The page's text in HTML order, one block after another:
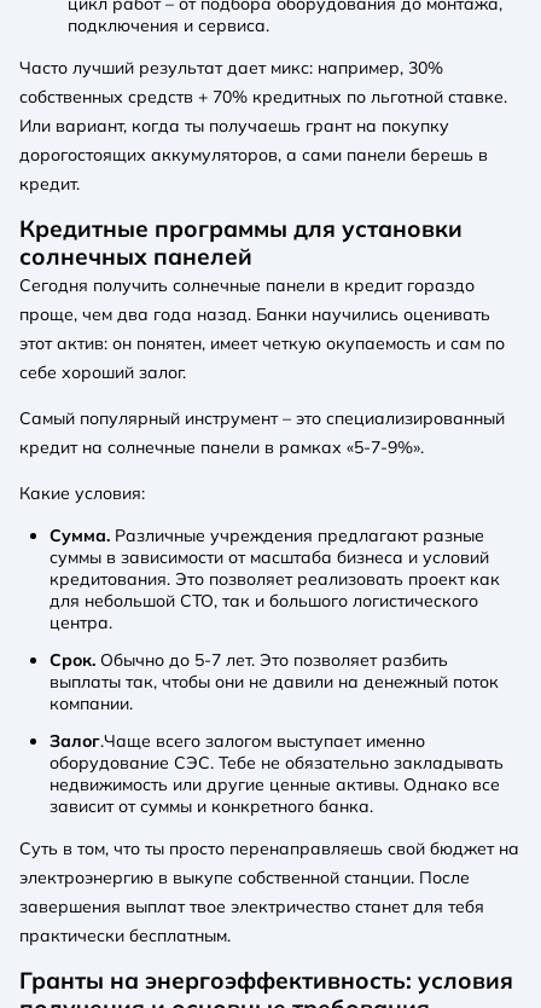
подключения и сервиса.
Часто лучший результат дает микс: например, 30%
собственных средств + 70% кредитных по льготной ставке.
Или вариант, когда ты получаешь грант на покупку
дорогостоящих аккумуляторов, а сами панели берешь в
кредит.
Кредитные программы для установки
солнечных панелей
Сегодня получить солнечные панели в кредит гораздо
проще, чем два года назад. Банки научились оценивать
этот актив: он понятен, имеет четкую окупаемость и сам по
себе хороший залог.
Самый популярный инструмент – это специализированный
кредит на солнечные панели в рамках «5-7-9%».
Какие условия:
Сумма. Различные учреждения предлагают разные
суммы в зависимости от масштаба бизнеса и условий
кредитования. Это позволяет реализовать проект как
для небольшой СТО, так и большого логистического
центра.
Срок. Обычно до 5-7 лет. Это позволяет разбить
выплаты так, чтобы они не давили на денежный поток
компании.
Залог.Чаще всего залогом выступает именно
оборудование СЭС. Тебе не обязательно закладывать
недвижимость или другие ценные активы. Однако все
зависит от суммы и конкретного банка.
Суть в том, что ты просто перенаправляешь свой бюджет на
электроэнергию в выкупе собственной станции. После
завершения выплат твое электричество станет для тебя
практически бесплатным.
Гранты на энергоэффективность: условия